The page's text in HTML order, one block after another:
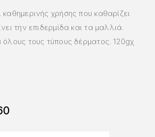
χρήσης που καθαρίζει
την επιδερμίδα και τα μαλλιά.
τους τύπους δέρματος. 120gχ